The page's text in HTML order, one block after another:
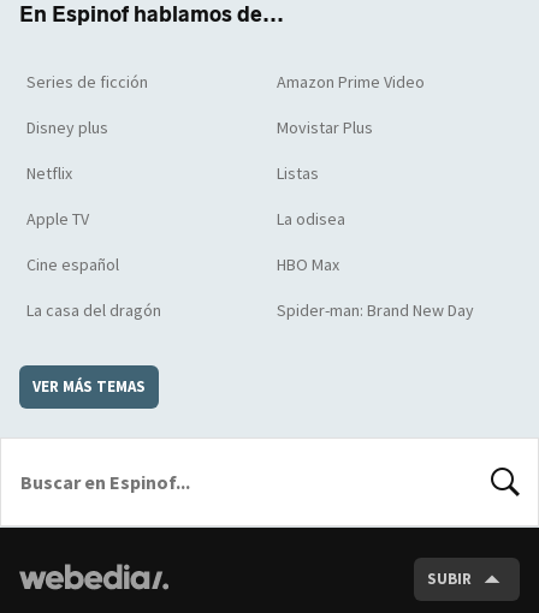
En Espinof hablamos de...
Series de ficción Amazon Prime Video
Disney plus Movistar Plus
Netflix Listas
Apple TV La odisea
Cine español HBO Max
La casa del dragón Spider-man: Brand New Day
VER MÁS TEMAS
SUBIR